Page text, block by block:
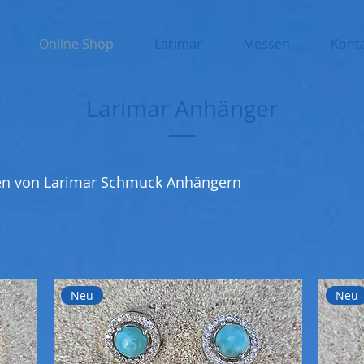
Online Shop Larimar Messen
Larimar Anhänger
von Larimar Schmuck Anhängern
Neu Neu